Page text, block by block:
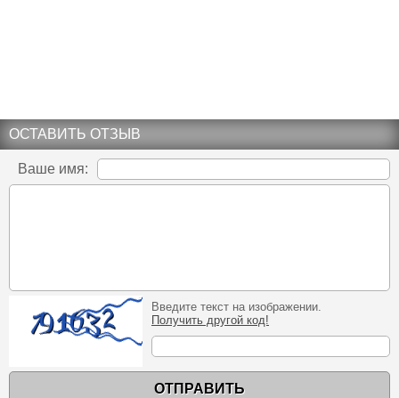
ОСТАВИТЬ ОТЗЫВ
Ваше имя:
Введите текст на изображении.
Получить другой код!
ОТПРАВИТЬ